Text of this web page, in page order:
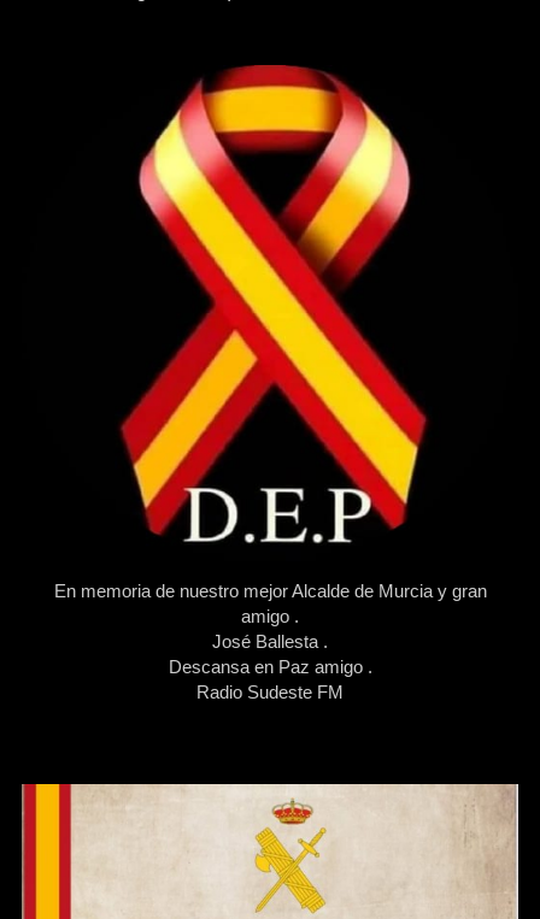
En memoria de nuestro mejor Alcalde de Murcia y gran
amigo .
José Ballesta .
Descansa en Paz amigo .
Radio Sudeste FM